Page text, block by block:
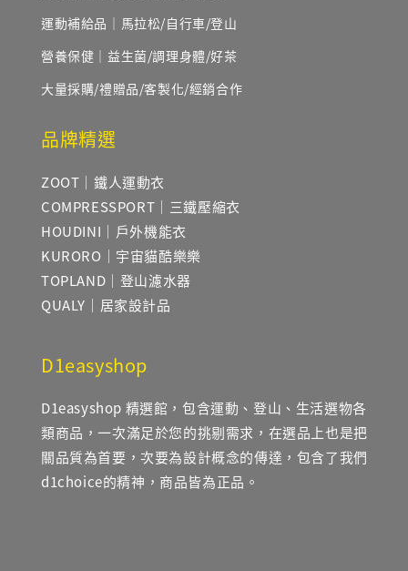
運動補給品｜馬拉松/自行車/登山
營養保健｜益生菌/調理身體/好茶
大量採購/禮贈品/客製化/經銷合作
品牌精選
ZOOT｜鐵人運動衣
COMPRESSPORT｜三鐵壓縮衣
HOUDINI｜戶外機能衣
KURORO｜宇宙貓酷樂樂
TOPLAND｜登山濾水器
QUALY｜居家設計品
D1easyshop
D1easyshop 精選館，包含運動、登山、生活選物各
類商品，一次滿足於您的挑剔需求，在選品上也是把
關品質為首要，次要為設計概念的傳達，包含了我們
d1choice的精神，商品皆為正品。